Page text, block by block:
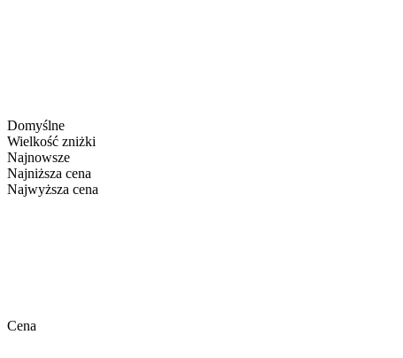
Domyślne
Wielkość zniżki
Najnowsze
Najniższa cena
Najwyższa cena
Cena